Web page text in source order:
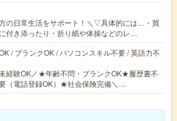
の日常生活をサポート！＼▽具体的には…・買
付き添ったり・折り紙や体操などのレ…
/ ブランクOK / パソコンスキル不要 / 英語力不
経験OK／★年齢不問・ブランクOK★履歴書不
（電話登録OK）★社会保険完備＼…